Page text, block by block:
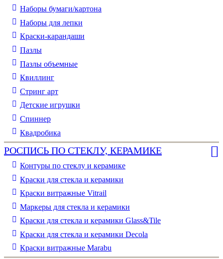
Наборы бумаги/картона
Наборы для лепки
Краски-карандаши
Пазлы
Пазлы объемные
Квиллинг
Стринг арт
Детские игрушки
Спиннер
Квадробика
РОСПИСЬ ПО СТЕКЛУ, КЕРАМИКЕ
Контуры по стеклу и керамике
Краски для стекла и керамики
Краски витражные Vitrail
Маркеры для стекла и керамики
Краски для стекла и керамики Glass&Tile
Краски для стекла и керамики Decola
Краски витражные Marabu